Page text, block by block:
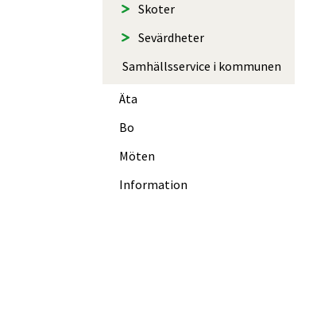
Skoter
Sevärdheter
Samhällsservice i kommunen
Äta
Bo
Möten
Information